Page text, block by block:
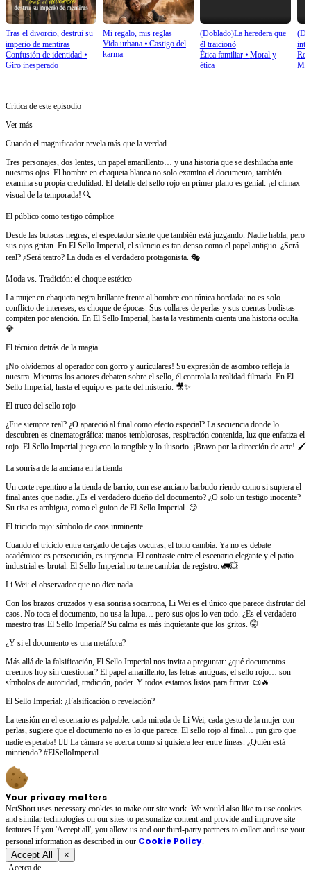
Tras el divorcio, destruí su
imperio de mentiras
Confusión de identidad ⦁
Giro inesperado
Mi regalo, mis reglas
Vida urbana⦁ Castigo del
karma
(Doblado)La heredera que
él traicionó
Ética familiar⦁ Moral y
ética
Crítica de este episodio
Ver más
Cuando el magnificador revela más que la verdad
Tres personajes, dos lentes, un papel amarillento… y una historia que se deshilacha ante
nuestros ojos. El hombre en chaqueta blanca no solo examina el documento, también
examina su propia credulidad. El detalle del sello rojo en primer plano es genial: ¡el clímax
visual de la temporada! 🔍
El público como testigo cómplice
Desde las butacas negras, el espectador siente que también está juzgando. Nadie habla, pero
sus ojos gritan. En El Sello Imperial, el silencio es tan denso como el papel antiguo. ¿Será
real? ¿Será teatro? La duda es el verdadero protagonista. 🎭
Moda vs. Tradición: el choque estético
La mujer en chaqueta negra brillante frente al hombre con túnica bordada: no es solo
conflicto de intereses, es choque de épocas. Sus collares de perlas y sus cuentas budistas
compiten por atención. En El Sello Imperial, hasta la vestimenta cuenta una historia oculta.
💎
El técnico detrás de la magia
¡No olvidemos al operador con gorro y auriculares! Su expresión de asombro refleja la
nuestra. Mientras los actores debaten sobre el sello, él controla la realidad filmada. En El
Sello Imperial, hasta el equipo es parte del misterio. 🎥✨
El truco del sello rojo
¿Fue siempre real? ¿O apareció al final como efecto especial? La secuencia donde lo
descubren es cinematográfica: manos temblorosas, respiración contenida, luz que enfatiza el
rojo. El Sello Imperial juega con lo tangible y lo ilusorio. ¡Bravo por la dirección de arte! 🖌️
La sonrisa de la anciana en la tienda
Un corte repentino a la tienda de barrio, con ese anciano barbudo riendo como si supiera el
final antes que nadie. ¿Es el verdadero dueño del documento? ¿O solo un testigo inocente?
Su risa es ambigua, como el guion de El Sello Imperial. 😏
El triciclo rojo: símbolo de caos inminente
Cuando el triciclo entra cargado de cajas oscuras, el tono cambia. Ya no es debate
académico: es persecución, es urgencia. El contraste entre el escenario elegante y el patio
industrial es brutal. El Sello Imperial no teme cambiar de registro. 🚛💥
Li Wei: el observador que no dice nada
Con los brazos cruzados y esa sonrisa socarrona, Li Wei es el único que parece disfrutar del
caos. No toca el documento, no usa la lupa… pero sus ojos lo ven todo. ¿Es el verdadero
maestro tras El Sello Imperial? Su calma es más inquietante que los gritos. 🤫
¿Y si el documento es una metáfora?
Más allá de la falsificación, El Sello Imperial nos invita a preguntar: ¿qué documentos
creemos hoy sin cuestionar? El papel amarillento, las letras antiguas, el sello rojo… son
símbolos de autoridad, tradición, poder. Y todos estamos listos para firmar. 📜🔥
El Sello Imperial: ¿Falsificación o revelación?
La tensión en el escenario es palpable: cada mirada de Li Wei, cada gesto de la mujer con
perlas, sugiere que el documento no es lo que parece. El sello rojo al final… ¡un giro que
nadie esperaba! 🕵️‍♂️ La cámara se acerca como si quisiera leer entre líneas. ¿Quién está
mintiendo? #ElSelloImperial
Your privacy matters
NetShort uses necessary cookies to make our site work. We would also like to use cookies
and similar technologies on our sites to personalize content and provide and improve site
features.If you 'Accept all', you allow us and our third-party partners to collect and use your
personal irformation as described in our Cookie Policy.
Accept All ×
Acerca de